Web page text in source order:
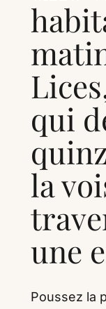
qui
la
une
Poussez la